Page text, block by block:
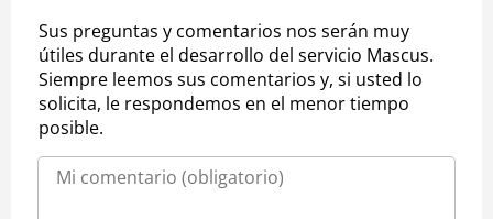
Sus preguntas y comentarios nos serán muy
útiles durante el desarrollo del servicio Mascus.
Siempre leemos sus comentarios y, si usted lo
solicita, le respondemos en el menor tiempo
posible.